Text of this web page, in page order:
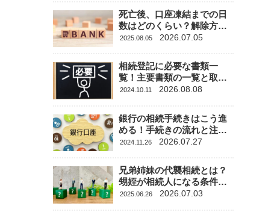
死亡後、口座凍結までの日
数はどのくらい？解除方法
や必要書類など徹底解説
2025.08.05 2026.07.05
相続登記に必要な書類一
覧！主要書類の一覧と取得
方法まとめ
2024.10.11 2026.08.08
銀行の相続手続きはこう進
める！手続きの流れと注意
点をわかりやすく解説
2024.11.26 2026.07.27
兄弟姉妹の代襲相続とは？
甥姪が相続人になる条件と
注意点も徹底解説
2025.06.26 2026.07.03